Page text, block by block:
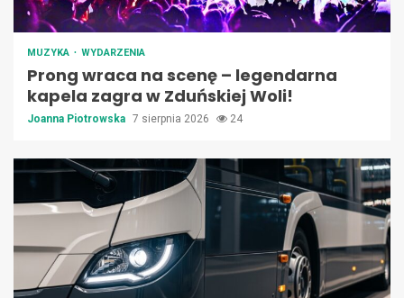
MUZYKA WYDARZENIA
Prong wraca na scenę – legendarna
kapela zagra w Zduńskiej Woli!
Joanna Piotrowska 7 sierpnia 2026 24